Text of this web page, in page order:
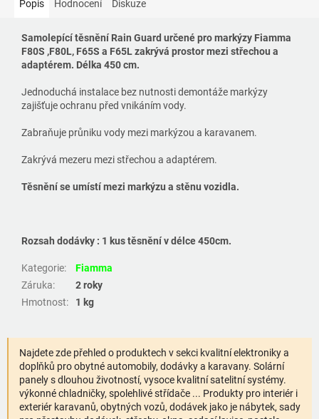
Popis Hodnocení Diskuze
Samolepící těsnění Rain Guard určené pro markýzy Fiamma
F80S ,F80L, F65S a F65L zakrývá prostor mezi střechou a
adaptérem. Délka 450 cm.
Jednoduchá instalace bez nutnosti demontáže markýzy
zajišťuje ochranu před vnikáním vody.
Zabraňuje průniku vody mezi markýzou a karavanem.
Zakrývá mezeru mezi střechou a adaptérem.
Těsnění se umístí mezi markýzu a stěnu vozidla.
Rozsah dodávky : 1 kus těsnění v délce 450cm.
Kategorie:
Fiamma
Záruka:
2 roky
Hmotnost: 1 kg
Najdete zde přehled o produktech v sekci kvalitní elektroniky a
doplňků pro obytné automobily, dodávky a karavany. Solární
panely s dlouhou životností, vysoce kvalitní satelitní systémy.
výkonné chladničky, spolehlivé střídače ... Produkty pro interiér i
exteriér karavanů, obytných vozů, dodávek jako je nábytek, sady